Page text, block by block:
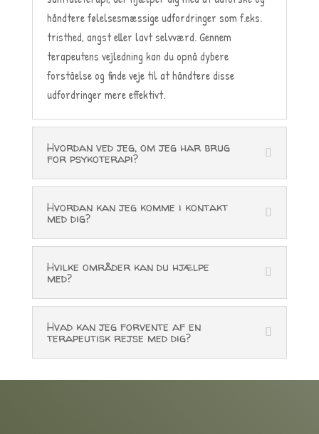
håndtere følelsesmæssige udfordringer som f.eks.
tristhed, angst eller lavt selvværd. Gennem
terapeutens vejledning kan du opnå dybere
forståelse og finde veje til at håndtere disse
udfordringer mere effektivt.
Hvordan ved jeg, om jeg har brug
for psykoterapi?
Hvordan kan jeg komme i kontakt
med dig?
Hvilke områder kan du hjælpe
med?
Hvad kan jeg forvente af en
terapeutisk rejse med dig?